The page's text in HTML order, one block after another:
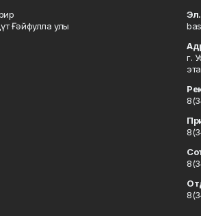
Ғәйфулла улы
г.